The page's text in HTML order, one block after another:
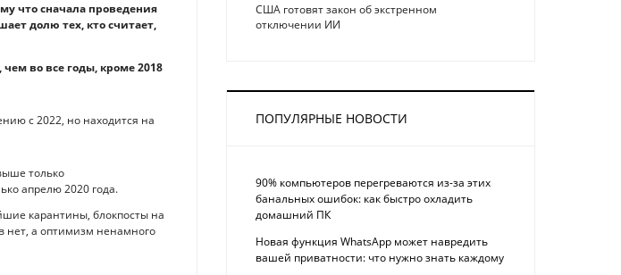
что сначала проведения
долю тех, кто считает,
во все годы, кроме 2018
с 2022, но находится на
только
апрелю 2020 года.
карантины, блокпосты на
нет, а оптимизм ненамного
США готовят закон об экстренном
отключении ИИ
ПОПУЛЯРНЫЕ НОВОСТИ
90% компьютеров перегреваются из-за этих
банальных ошибок: как быстро охладить
домашний ПК
Новая функция WhatsApp может навредить
вашей приватности: что нужно знать каждому